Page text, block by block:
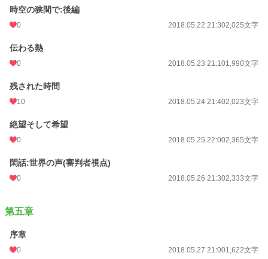
時空の狭間で:後編
0 2018.05.22 21:302,025文字
伝わる熱
0 2018.05.23 21:101,990文字
残された時間
10 2018.05.24 21:402,023文字
絶望そして希望
0 2018.05.25 22:002,365文字
閑話:世界の声(審判者視点)
0 2018.05.26 21:302,333文字
第五章
序章
0 2018.05.27 21:001,622文字